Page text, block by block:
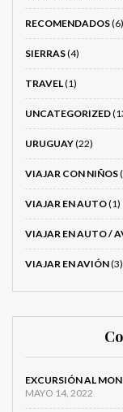
RECOMENDADOS(6)
SIERRAS(4)
TRAVEL(1)
UNCATEGORIZED
URUGUAY(22)
VIAJAR CON NIÑOS
VIAJAR EN AUTO(1)
VIAJAR EN AUTO /
VIAJAR EN AVIÓN(3)
EXCURSIÓN AL
MAYO 14, 2022